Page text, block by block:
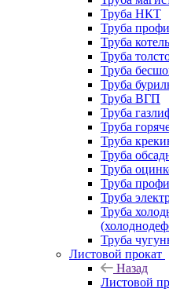
Труба НКТ
Труба
Труба
Труба
Труба
Труба
Труба ВГП
Труба
Труба
Труба
Труба
Труба
Труба
Труба
Труба
Труба
Листовой прокат
Назад
Листовой